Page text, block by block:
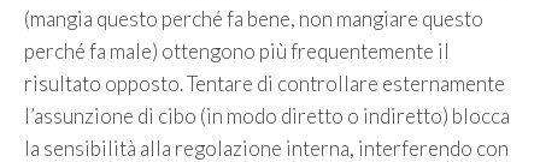
(mangia questo perché fa bene, non mangiare questo
perché fa male) ottengono più frequentemente il
risultato opposto. Tentare di controllare esternamente
l’assunzione di cibo (in modo diretto o indiretto) blocca
la sensibilità alla regolazione interna, interferendo con